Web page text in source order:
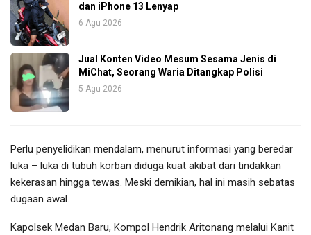
dan iPhone 13 Lenyap
6 Agu 2026
Jual Konten Video Mesum Sesama Jenis di
MiChat, Seorang Waria Ditangkap Polisi
5 Agu 2026
Perlu penyelidikan mendalam, menurut informasi yang beredar
luka – luka di tubuh korban diduga kuat akibat dari tindakkan
kekerasan hingga tewas. Meski demikian, hal ini masih sebatas
dugaan awal.
Kapolsek Medan Baru, Kompol Hendrik Aritonang melalui Kanit